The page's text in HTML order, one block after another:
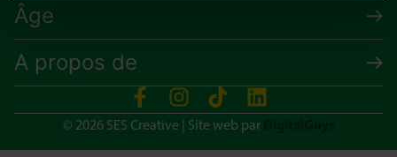
Âge
A propos de
© 2026 SES Creative | Site web par